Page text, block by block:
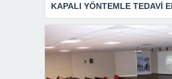
KAPALI YÖNTEMLE TEDAVİ